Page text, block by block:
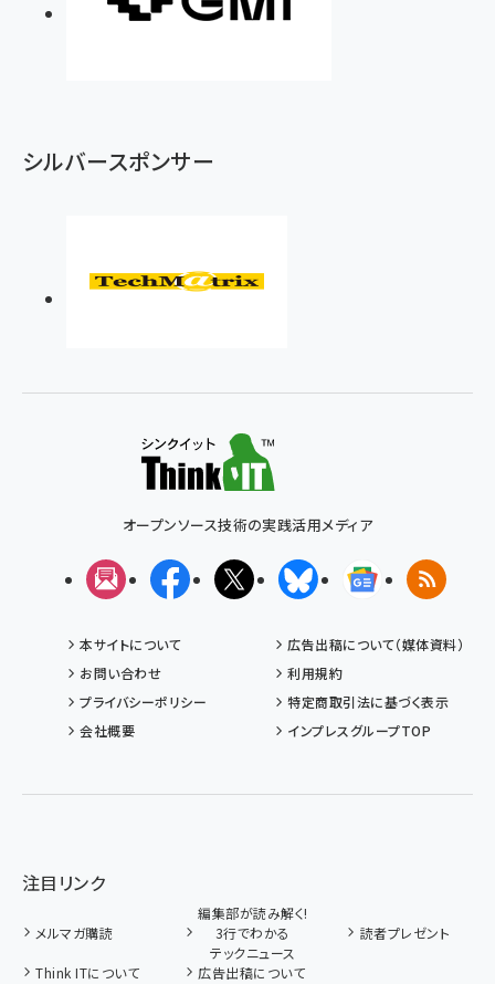
シルバースポンサー
オープンソース技術の実践活用メディア
メルマガFacebookX(エックス)BlueskyGoogleニュ
RSS
本サイトについて
広告出稿について（媒体資料）
お問い合わせ
利用規約
プライバシーポリシー
特定商取引法に基づく表示
会社概要
インプレスグループTOP
注目リンク
メルマガ購読
編集部が読み解く!
3行でわかる
テックニュース
読者プレゼント
Think ITについて 広告出稿について